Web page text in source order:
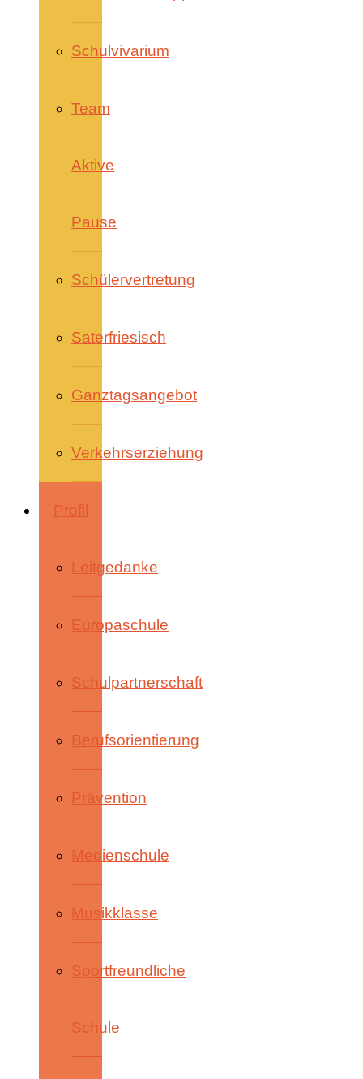
Schulvivarium
Team
Aktive
Pause
Schülervertretung
Saterfriesisch
Ganztagsangebot
Verkehrserziehung
Profil
Leitgedanke
Europaschule
Schulpartnerschaft
Berufsorientierung
Prävention
Medienschule
Musikklasse
Sportfreundliche
Schule